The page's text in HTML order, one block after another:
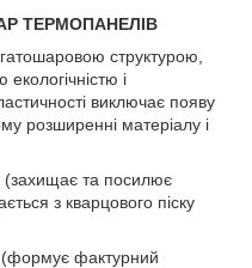
ТЕРМОПАНЕЛІВ
структурою,
і
виключає появу
розширенні матеріалу і
та посилює
з кварцового піску
фактурний